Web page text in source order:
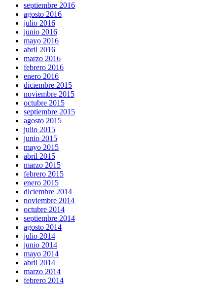
septiembre 2016
agosto 2016
julio 2016
junio 2016
mayo 2016
abril 2016
marzo 2016
febrero 2016
enero 2016
diciembre 2015
noviembre 2015
octubre 2015
septiembre 2015
agosto 2015
julio 2015
junio 2015
mayo 2015
abril 2015
marzo 2015
febrero 2015
enero 2015
diciembre 2014
noviembre 2014
octubre 2014
septiembre 2014
agosto 2014
julio 2014
junio 2014
mayo 2014
abril 2014
marzo 2014
febrero 2014